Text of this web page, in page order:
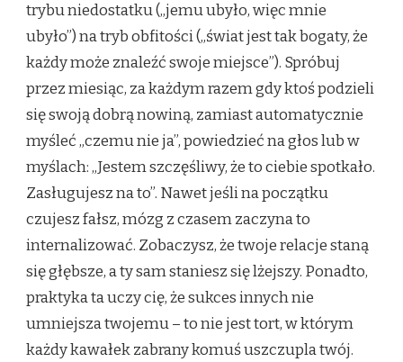
trybu niedostatku („jemu ubyło, więc mnie
ubyło”) na tryb obfitości („świat jest tak bogaty, że
każdy może znaleźć swoje miejsce”). Spróbuj
przez miesiąc, za każdym razem gdy ktoś podzieli
się swoją dobrą nowiną, zamiast automatycznie
myśleć „czemu nie ja”, powiedzieć na głos lub w
myślach: „Jestem szczęśliwy, że to ciebie spotkało.
Zasługujesz na to”. Nawet jeśli na początku
czujesz fałsz, mózg z czasem zaczyna to
internalizować. Zobaczysz, że twoje relacje staną
się głębsze, a ty sam staniesz się lżejszy. Ponadto,
praktyka ta uczy cię, że sukces innych nie
umniejsza twojemu – to nie jest tort, w którym
każdy kawałek zabrany komuś uszczupla twój.